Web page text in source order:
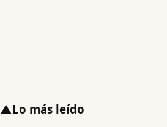
▲Lo más leído